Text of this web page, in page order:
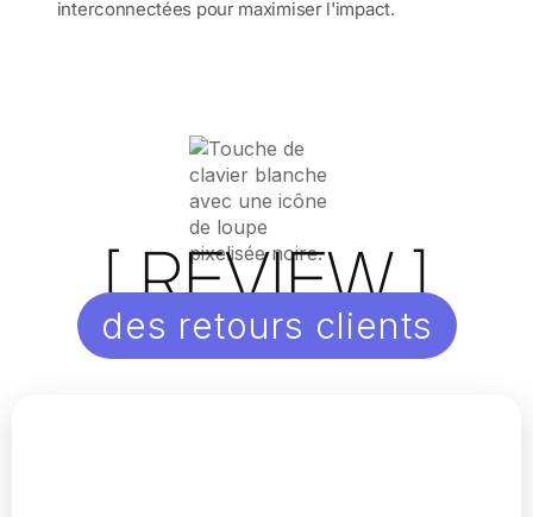
interconnectées pour maximiser l'impact.
[ REVIEW ]
des retours clients